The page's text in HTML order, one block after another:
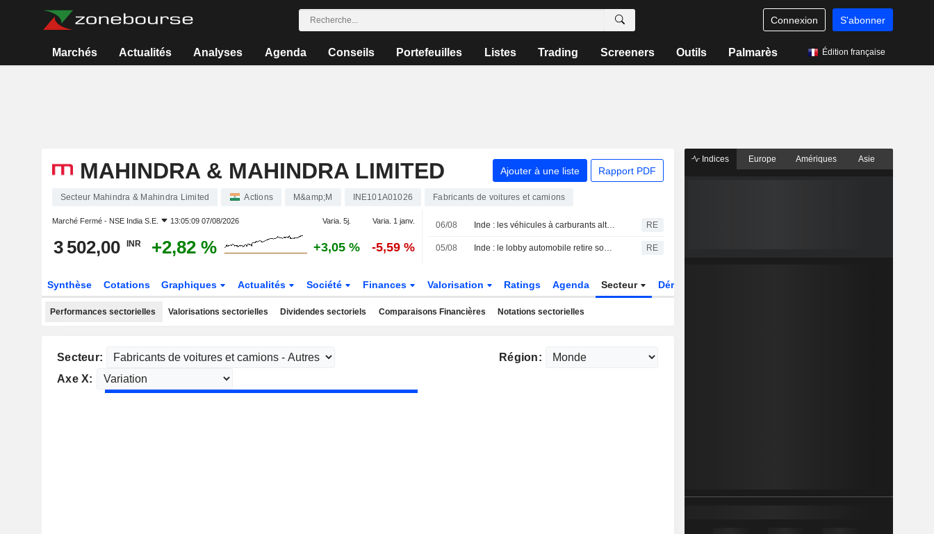
Connexion S'abonner
Marchés Actualités Analyses Agenda Conseils Portefeuilles Listes Trading Screeners Outils Palmarès Édition française
MAHINDRA & MAHINDRA LIMITED Ajouter à une liste Rapport PDF
Secteur Mahindra & Mahindra Limited Actions M&amp;M INE101A01026 Fabricants de voitures et camions
Marché Fermé - NSE India S.E. 13:05:09 07/08/2026 Varia. 5j. Varia. 1 janv.
3 502,00 INR +2,82 % +3,05 % -5,59 %
06/08 Inde : les véhicules à carburants alternatifs talonnent l'essence face aux incertitudes sur l'E20 RE
05/08 Inde : le lobby automobile retire son avertissement sur les dommages liés à l'éthanol pour réviser ses données RE
Synthèse Cotations Graphiques Actualités Société Finances Valorisation Ratings Agenda Secteur Dérivés
Performances sectorielles Valorisations sectorielles Dividendes sectoriels Comparaisons Financières Notations sectorielles
Secteur:
Région:
Axe X:
Indices Europe Amériques Asie